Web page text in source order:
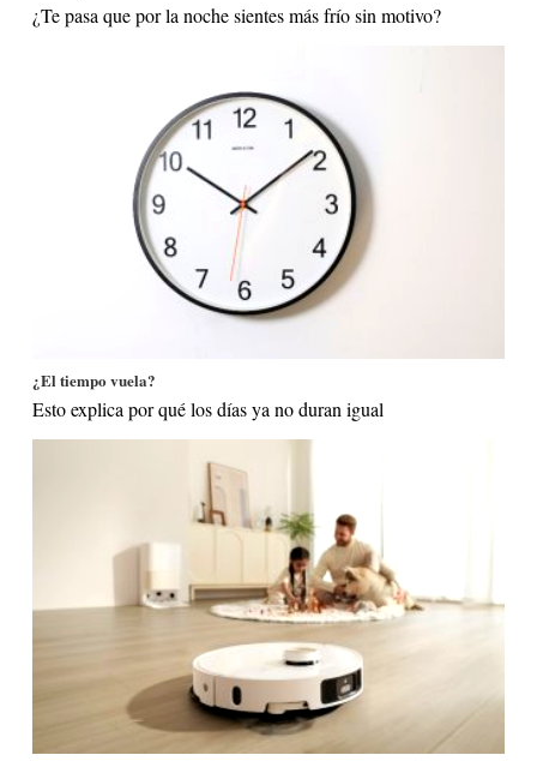
¿Te pasa que por la noche sientes más frío sin motivo?
¿El tiempo vuela?
Esto explica por qué los días ya no duran igual